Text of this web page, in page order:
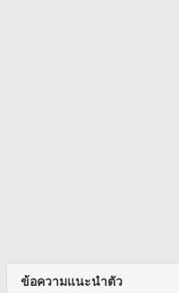
ข้อความแนะนำตัว